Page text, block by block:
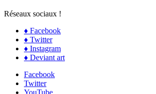
Réseaux sociaux !
♦ Facebook
♦ Twitter
♦ Instagram
♦ Deviant art
Facebook
Twitter
YouTube